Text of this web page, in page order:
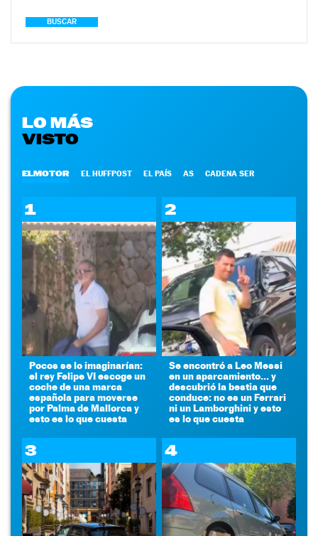
BUSCAR
LO MÁS
VISTO
ELMOTOR EL HUFFPOST EL PAÍS AS CADENA SER
1
Pocos se lo imaginarían:
el rey Felipe VI escoge un
coche de una marca
española para moverse
por Palma de Mallorca y
esto es lo que cuesta
2
Se encontró a Leo Messi
en un aparcamiento... y
descubrió la bestia que
conduce: no es un Ferrari
ni un Lamborghini y esto
es lo que cuesta
3 4